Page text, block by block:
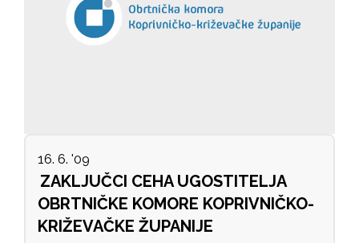
16. 6. '09
ZAKLJUČCI CEHA UGOSTITELJA
OBRTNIČKE KOMORE KOPRIVNIČKO-
KRIŽEVAČKE ŽUPANIJE